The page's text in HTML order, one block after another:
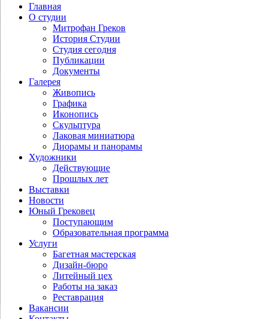
Главная
О студии
Митрофан Греков
История Студии
Студия сегодня
Публикации
Документы
Галерея
Живопись
Графика
Иконопись
Скульптура
Лаковая миниатюра
Диорамы и панорамы
Художники
Действующие
Прошлых лет
Выставки
Новости
Юный Грековец
Поступающим
Образовательная программа
Услуги
Багетная мастерская
Дизайн-бюро
Литейный цех
Работы на заказ
Реставрация
Вакансии